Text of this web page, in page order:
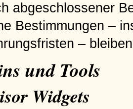
abgeschlossener
Bestimmungen –
–
und Tools
Widgets